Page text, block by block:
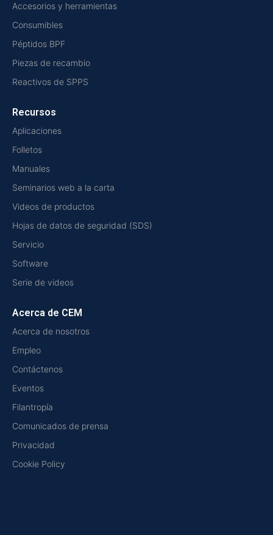
Accesorios y herramientas
Consumibles
Péptidos BPF
Piezas de recambio
Reactivos de SPPS
Recursos
Aplicaciones
Folletos
Manuales
Seminarios web a la carta
Videos de productos
Hojas de datos de seguridad (SDS)
Servicio
Software
Serie de videos
Acerca de CEM
Acerca de nosotros
Empleo
Contáctenos
Eventos
Filantropía
Comunicados de prensa
Privacidad
Cookie Policy